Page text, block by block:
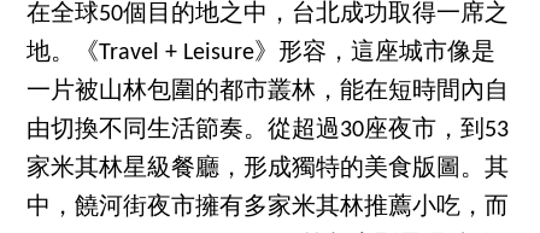
在全球50個目的地之中，台北成功取得一席之
地。《Travel + Leisure》形容，這座城市像是
一片被山林包圍的都市叢林，能在短時間內自
由切換不同生活節奏。從超過30座夜市，到53
家米其林星級餐廳，形成獨特的美食版圖。其
中，饒河街夜市擁有多家米其林推薦小吃，而